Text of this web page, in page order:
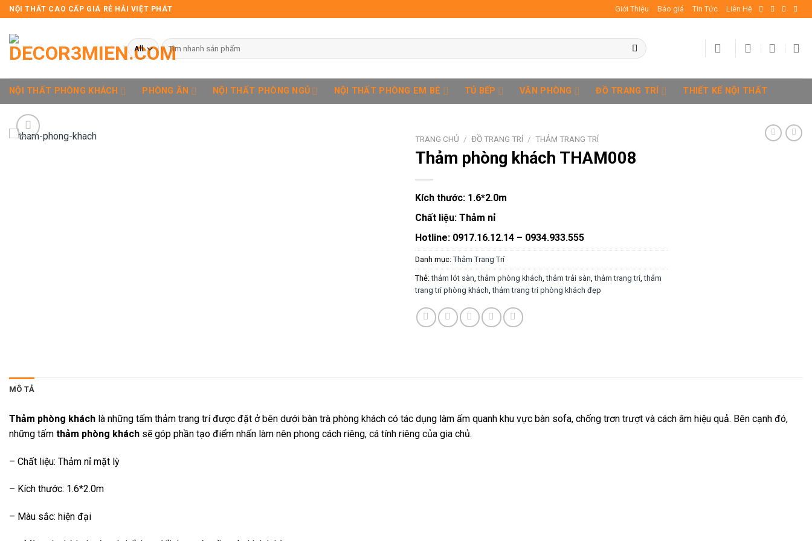
Skip
to
content
NỘI THẤT CAO CẤP GIÁ RẺ HẢI VIỆT PHÁT Giới Thiệu Báo giá Tin Tức Liên Hệ
Tìm
kiếm:
NỘI THẤT PHÒNG KHÁCH PHÒNG ĂN NỘI THẤT PHÒNG NGỦ NỘI THẤT PHÒNG EM BÉ TỦ BẾP VĂN PHÒNG ĐỒ TRANG TRÍ THIẾT KẾ NỘI THẤT
TRANG CHỦ / ĐỒ TRANG TRÍ / THẢM TRANG TRÍ
Thảm phòng khách THAM008
Kích thước: 1.6*2.0m
Chất liệu: Thảm nỉ
Hotline: 0917.16.12.14 – 0934.933.555
Danh mục: Thảm Trang Trí
Thẻ:thảm lót sàn ,thảm phòng khách ,thảm trải sàn ,thảm trang trí ,thảm
trang trí phòng khách ,thảm trang trí phòng khách đẹp
MÔ TẢ
Thảm phòng khách là những tấm thảm trang trí được đặt ở bên dưới bàn trà phòng khách có tác dụng làm ấm quanh khu vực bàn sofa, chống trơn trượt và cách âm hiệu quả. Bên cạnh đó,
những tấm thảm phòng khách sẽ góp phần tạo điểm nhấn làm nên phong cách riêng, cá tính riêng của gia chủ.
– Chất liệu: Thảm nỉ mặt lỳ
– Kích thước: 1.6*2.0m
– Màu sắc: hiện đại